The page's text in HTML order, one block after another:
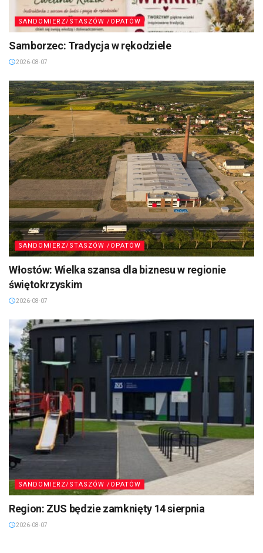
SANDOMIERZ/STASZÓW /OPATÓW
Samborzec: Tradycja w rękodziele
2026-08-07
SANDOMIERZ/STASZÓW /OPATÓW
Włostów: Wielka szansa dla biznesu w regionie
świętokrzyskim
2026-08-07
SANDOMIERZ/STASZÓW /OPATÓW
Region: ZUS będzie zamknięty 14 sierpnia
2026-08-07